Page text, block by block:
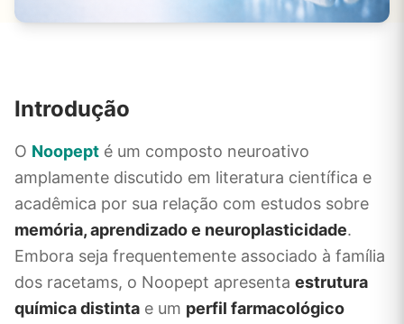
Introdução
O Noopept é um composto neuroativo
amplamente discutido em literatura científica e
acadêmica por sua relação com estudos sobre
memória, aprendizado e neuroplasticidade.
Embora seja frequentemente associado à família
dos racetams, o Noopept apresenta estrutura
química distinta e um perfil farmacológico